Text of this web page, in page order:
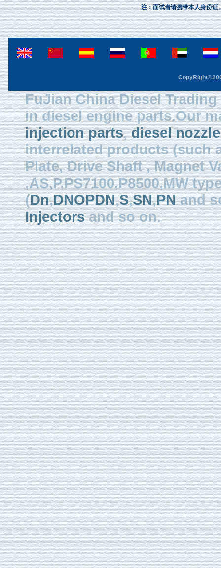
注：面试者请携带本人身份证
FuJian China Diesel
in diesel engine parts.Our
injection parts,diesel nozzle
interrelated products (such
Plate, Drive Shaft , Magnet
,AS,P,PS7100,P8500,MW
(Dn,DNOPDN,S,SN,PNand
Injectorsand so on.